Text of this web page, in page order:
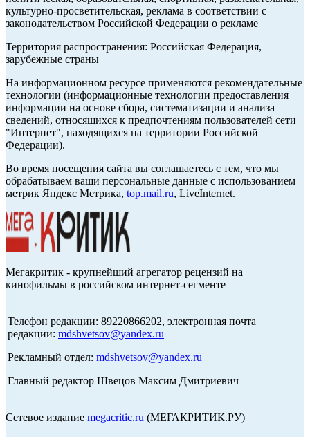
культурно-просветительская, реклама в соответствии с
законодательством Российской Федерации о рекламе
Территория распространения: Российская Федерация,
зарубежные страны
На информационном ресурсе применяются рекомендательные
технологии (информационные технологии предоставления
информации на основе сбора, систематизации и анализа
сведений, относящихся к предпочтениям пользователей сети
"Интернет", находящихся на территории Российской
Федерации).
Во время посещения сайта вы соглашаетесь с тем, что мы
обрабатываем ваши персональные данные с использованием
метрик Яндекс Метрика, top.mail.ru, LiveInternet.
Мегакритик - крупнейший агрегатор рецензий на
кинофильмы в российском интернет-сегменте
Телефон редакции: 89220866202, электронная почта
редакции: mdshvetsov@yandex.ru
Рекламный отдел: mdshvetsov@yandex.ru
Главный редактор Швецов Максим Дмитриевич
Сетевое издание megacritic.ru (МЕГАКРИТИК.РУ)